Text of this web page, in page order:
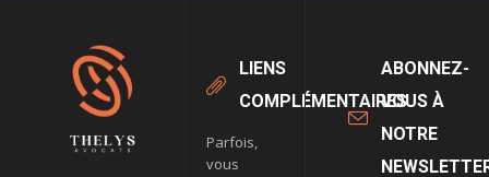
LIENS
COMPLÉMENTAIRES
Parfois,
vous
ABONNEZ-
VOUS À
NOTRE